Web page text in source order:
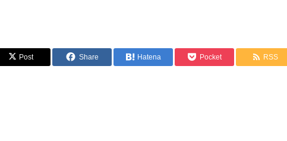
Post Share Hatena Pocket RSS